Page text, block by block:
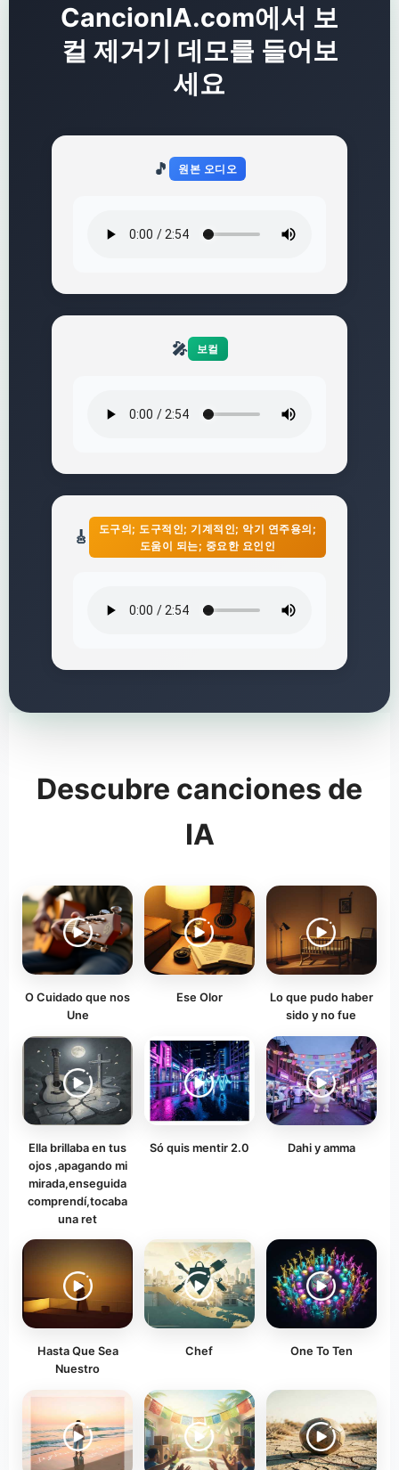
CancionIA.com에서 보
컬 제거기 데모를 들어보
세요
🎵 원본 오디오
🎤 보컬
🎸
도구의; 도구적인; 기계적인; 악기 연주용의;
도움이 되는; 중요한 요인인
Descubre canciones de
IA
O Cuidado que nos
Une
Ese Olor
Lo que pudo haber
sido y no fue
Ella brillaba en tus
ojos ,apagando mi
mirada,enseguida
comprendí,tocaba
una ret
Só quis mentir 2.0 Dahi y amma
Hasta Que Sea
Nuestro
Chef One To Ten